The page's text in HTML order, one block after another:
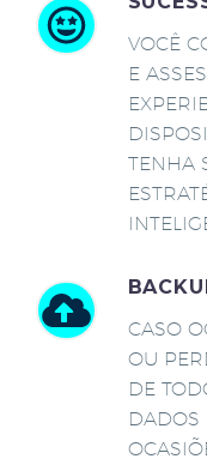
VOCÊ
E
TENHA
CASO
OU
DE
DADOS